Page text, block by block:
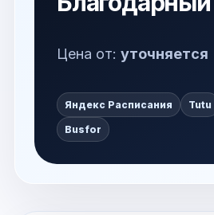
Цена от: уточняется
Яндекс Расписания Tutu
Busfor